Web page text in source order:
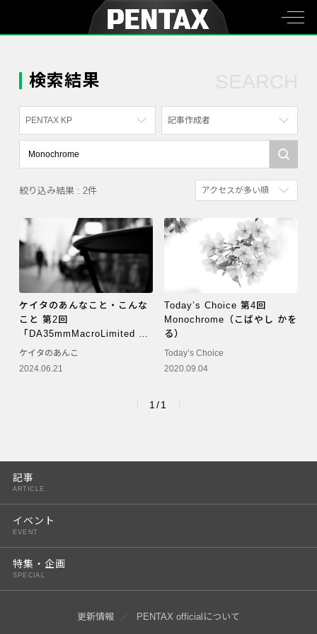
検索結果
PENTAX KP
すべて
PENTAX K-70
PENTAX KF
PENTAX K-1
PENTAX K-3 Mark III Monochrome
PENTAX 17
PENTAX Qシリーズ
PENTAX K-3 Mark III
PENTAX K-1 Mark II
記事作成者
すべて
写真家
漫画家
アクセスが多い順
参考にした人の多い順
アクセスが多い順
絞り込み結果 : 2件
ケイタのあんなこと・こんな
こと 第2回
「DA35mmMacroLimited は
神レンズ？！」（佐々木 啓
ケイタのあんこ
2024.06.21
Today’s Choice 第4回
Monochrome（こばやし かを
る）
Today’s Choice
2020.09.04
1/1
記事
ARTICLE
イベント
EVENT
特集・企画
SPECIAL
更新情報 PENTAX officialについて